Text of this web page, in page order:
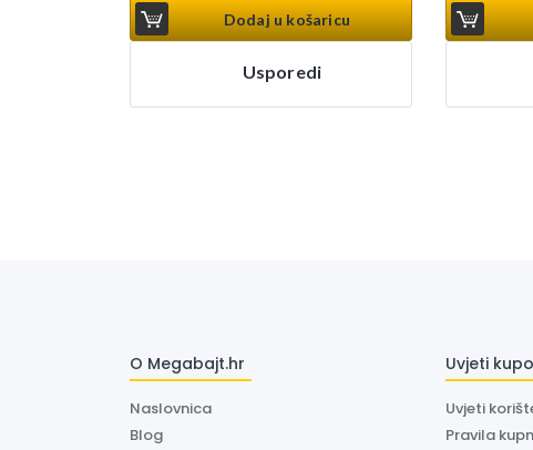
Dodaj u košaricu
Usporedi
O Megabajt.hr
Naslovnica
Blog
Uvjeti
Uvjeti
Pravila